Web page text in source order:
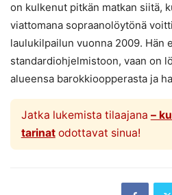
on kulkenut pitkän matkan siitä,
viattomana sopraanolöytönä
laulukilpailun vuonna 2009. Hän
standardiohjelmistoon, vaan on
alueensa barokkioopperasta ja
Jatka lukemista tilaajana –
tarinatodottavat sinua!